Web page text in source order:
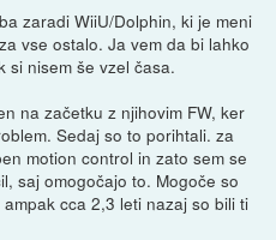
zaradi WiiU/Dolphin, ki je meni
vse ostalo. Ja vem da bi lahko
si nisem še vzel časa.
na začetku z njihovim FW, ker
Sedaj so to porihtali. za
motion control in zato sem se
saj omogočajo to. Mogoče so
cca 2,3 leti nazaj so bili ti